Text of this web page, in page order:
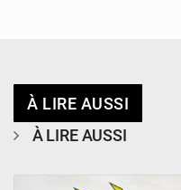
À LIRE AUSSI
À LIRE AUSSI